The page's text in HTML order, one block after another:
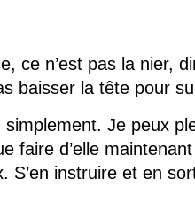
ce n’est pas la nier,
baisser la tête pour
simplement. Je peux
faire d’elle
S’en instruire et en